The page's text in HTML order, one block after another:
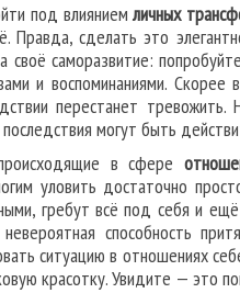
под влияниемличных
Правда, сделать это
своё саморазвитие:
и воспоминаниями. Скорее
перестанет
могут быть
в сфере
уловить достаточно
гребут всё под себя и
способность
ситуацию в отношениях
красотку. Увидите — это